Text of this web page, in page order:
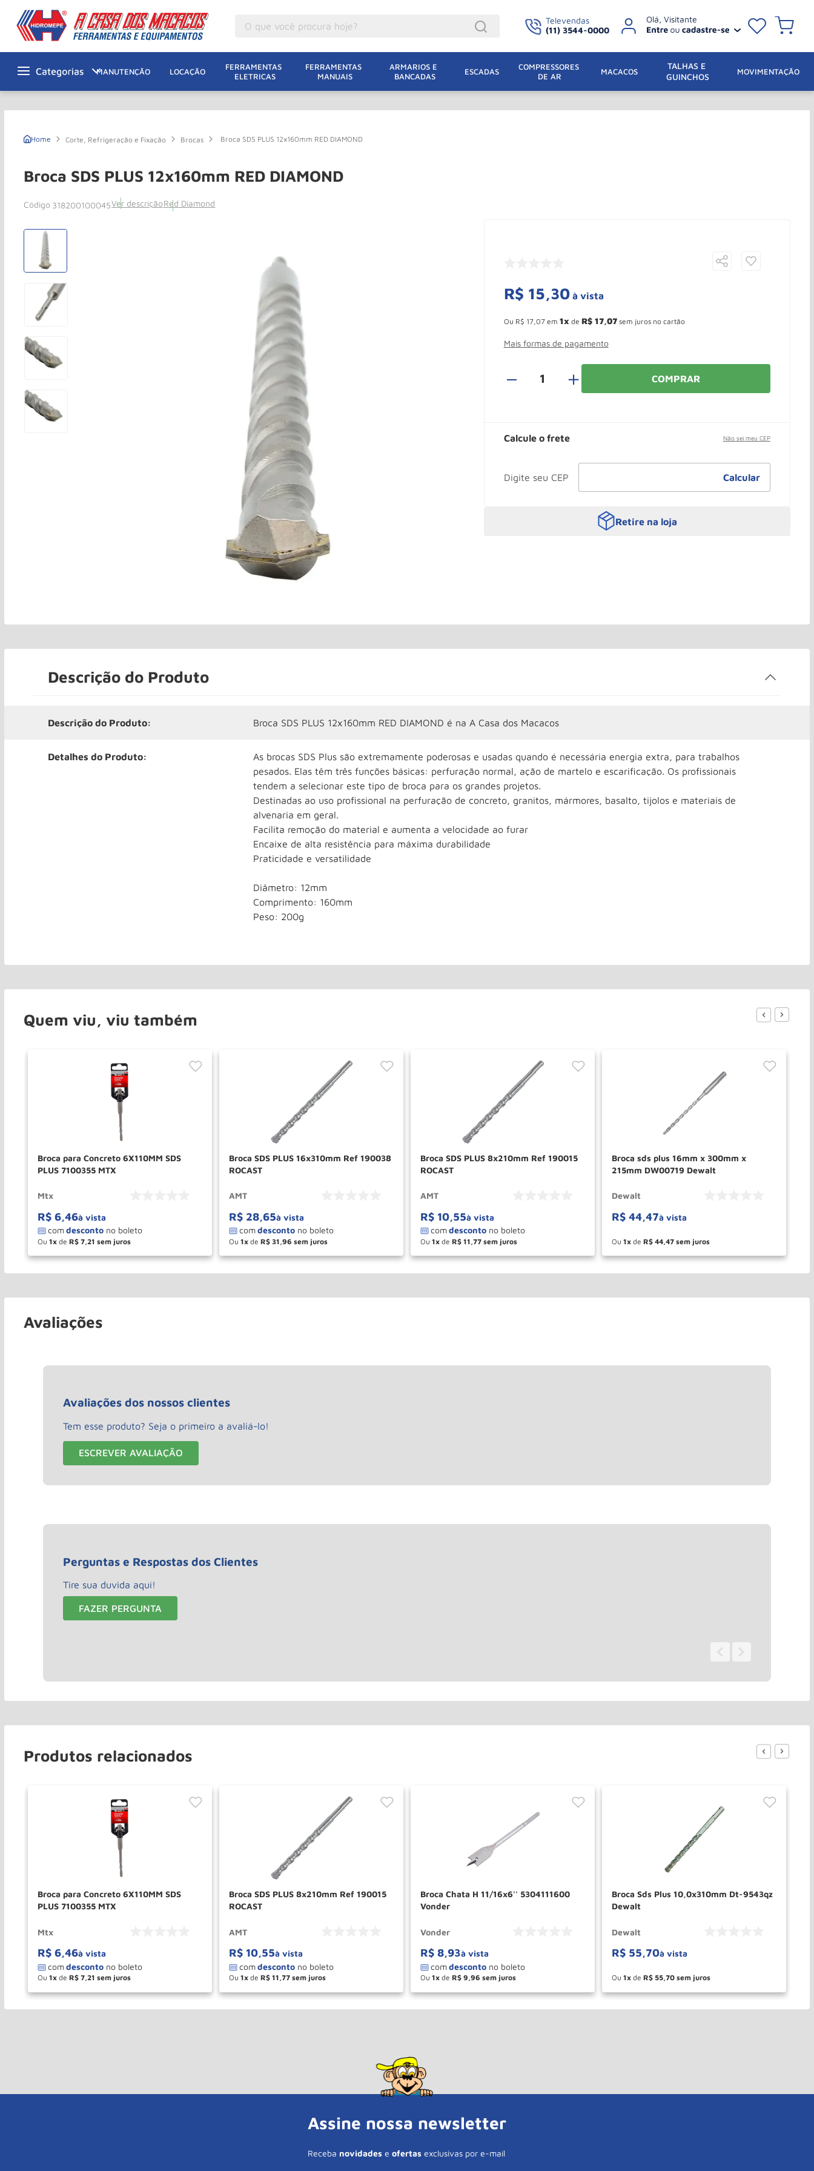
Televendas
(11) 3544-0000
MANUTENÇÃO LOCAÇÃO
FERRAMENTAS
ELETRICAS
FERRAMENTAS
MANUAIS
ARMARIOS E
BANCADAS
ESCADAS
COMPRESSORES
DE AR
MACACOS
TALHAS E
GUINCHOS
MOVIMENTAÇÃO
Corte, Refrigeração e Fixação Brocas Broca SDS PLUS 12x160mm RED DIAMOND
Broca SDS PLUS 12x160mm RED DIAMOND
318200100045Ver descriçãoRed Diamond
R$ 15,30à vista
Ou R$ 17, 07em 1 de R$ 17,07sem juros no cartão
Mais formas de pagamento
＋ COMPRAR
Calcule o frete Não sei meu CEP
Retire na loja
Descrição do Produto
Descrição do Produto: Broca SDS PLUS 12x160mm RED DIAMOND é na A Casa dos Macacos
Detalhes do Produto:
As brocas SDS Plus são extremamente poderosas e usadas quando é necessária energia extra, para trabalhos
pesados. Elas têm três funções básicas: perfuração normal, ação de martelo e escarificação. Os profissionais
tendem a selecionar este tipo de broca para os grandes projetos.
Destinadas ao uso profissional na perfuração de concreto, granitos, mármores, basalto, tijolos e materiais de
alvenaria em geral.
Facilita remoção do material e aumenta a velocidade ao furar
Encaixe de alta resistência para máxima durabilidade
Praticidade e versatilidade
Diâmetro: 12mm
Comprimento: 160mm
Peso: 200g
Quem viu, viu também
Broca para Concreto 6X110MM SDS
PLUS 7100355 MTX
Mtx
R$ 6,46à vista
Ou 1 de R$ 7 21
＋
－ COMPRAR
Broca SDS PLUS 16x310mm Ref 190038
ROCAST
AMT
R$ 28,65à vista
Ou 1 de R$ 31 96
＋
－ COMPRAR
Broca SDS PLUS 8x210mm Ref 190015
ROCAST
AMT
R$ 10,55à vista
Ou 1 de R$ 11 77
＋
－ COMPRAR
Broca sds plus 16mm x 300mm x
215mm DW00719 Dewalt
Dewalt
R$ 44,47à vista
Ou 1 de R$ 44 47
＋
－ COMPRAR
Avaliações
Avaliações dos nossos clientes
Tem esse produto? Seja o primeiro a avaliá-lo!
ESCREVER AVALIAÇÃO
Perguntas e Respostas dos Clientes
Tire sua duvida aqui!
FAZER PERGUNTA
Produtos relacionados
Broca para Concreto 6X110MM SDS
PLUS 7100355 MTX
Mtx
R$ 6,46à vista
Ou 1 de R$ 7,21
＋
－ COMPRAR
Broca SDS PLUS 8x210mm Ref 190015
ROCAST
AMT
R$ 10,55à vista
Ou 1 de R$ 11,77
＋
－ COMPRAR
Broca Chata H 11/16x6'' 5304111600
Vonder
Vonder
R$ 8,93à vista
Ou 1 de R$ 9,96
＋
－ COMPRAR
Broca Sds Plus 10,0x310mm Dt-9543qz
Dewalt
Dewalt
R$ 55,70à vista
Ou 1 de R$ 55,70
＋
－ COMPRAR
Assine nossa newsletter
Receba novidades e ofertas exclusivas por e-mail
1º Macacos
6º Talha Eletrica
Roda